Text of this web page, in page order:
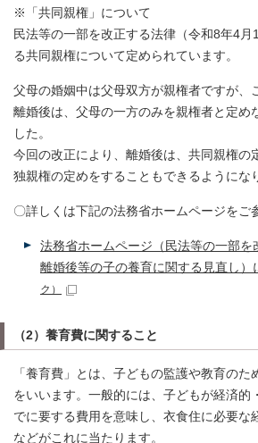
※「共同親権」について
民法等の一部を改正する法律（令和8年4月
る共同親権について定められています。
父母の婚姻中は父母双方が親権者ですが、
離婚後は、父母の一方のみを親権者と定め
した。
今回の改正により、離婚後は、共同親権の
独親権の定めをすることもできるようにな
〇詳しくは下記の法務省ホームページをご
法務省ホームページ（民法等の一部を
離婚後等の子の養育に関する見直し）
ク）
（2）養育費に関すること
「養育費」とは、子どもの監護や教育のた
をいいます。一般的には、子どもが経済的
でに要する費用を意味し、衣食住に必要な
などがこれに当たります。